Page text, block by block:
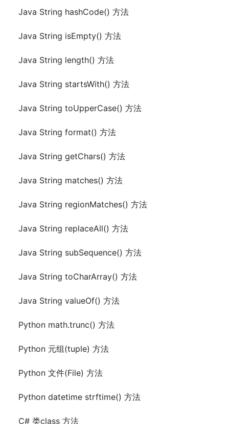
Java String hashCode() 方法
Java String isEmpty() 方法
Java String length() 方法
Java String startsWith() 方法
Java String toUpperCase() 方法
Java String format() 方法
Java String getChars() 方法
Java String matches() 方法
Java String regionMatches() 方法
Java String replaceAll() 方法
Java String subSequence() 方法
Java String toCharArray() 方法
Java String valueOf() 方法
Python math.trunc() 方法
Python 元组(tuple) 方法
Python 文件(File) 方法
Python datetime strftime() 方法
C# 类class 方法